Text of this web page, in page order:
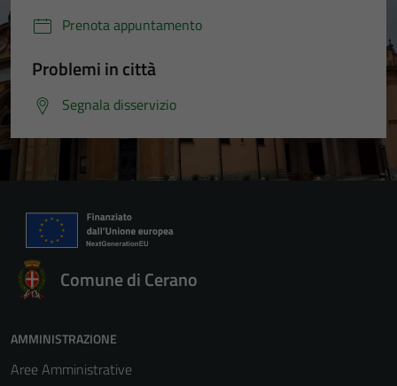
Prenota appuntamento
Problemi in città
Segnala disservizio
Comune di Cerano
AMMINISTRAZIONE
Aree Amministrative